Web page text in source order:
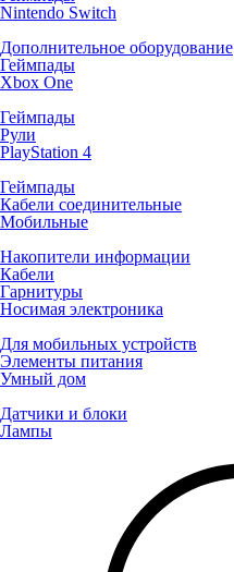
Nintendo Switch
Дополнительное оборудование
Геймпады
Xbox One
Геймпады
Рули
PlayStation 4
Геймпады
Кабели соединительные
Мобильные
Накопители информации
Кабели
Гарнитуры
Носимая электроника
Для мобильных устройств
Элементы питания
Умный дом
Датчики и блоки
Лампы